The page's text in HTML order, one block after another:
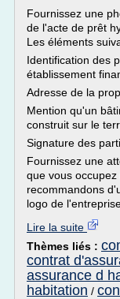
Fournissez une
de l'acte de prêt
Les éléments
Identification des
établissement
Adresse de la
Mention qu'un
construit sur le
Signature des
Fournissez une
que vous
recommandons
logo de
Lire la suite
Thèmes liés :
contrat
assurance d
habitation /